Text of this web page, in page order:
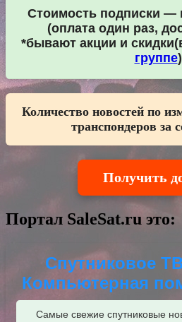
Стоимость подписки —
(оплата один раз,
*бывают акции и
группе)
Количество новостей по
транспондеров за
Получить
Портал SaleSat.ru это:
Спутниковое
Компьютерная
Самые свежие спутниковые